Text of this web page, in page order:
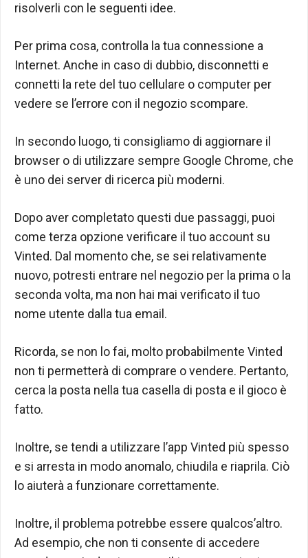
risolverli con le seguenti idee.
Per prima cosa, controlla la tua connessione a
Internet. Anche in caso di dubbio, disconnetti e
connetti la rete del tuo cellulare o computer per
vedere se l’errore con il negozio scompare.
In secondo luogo, ti consigliamo di aggiornare il
browser o di utilizzare sempre Google Chrome, che
è uno dei server di ricerca più moderni.
Dopo aver completato questi due passaggi, puoi
come terza opzione verificare il tuo account su
Vinted. Dal momento che, se sei relativamente
nuovo, potresti entrare nel negozio per la prima o la
seconda volta, ma non hai mai verificato il tuo
nome utente dalla tua email.
Ricorda, se non lo fai, molto probabilmente Vinted
non ti permetterà di comprare o vendere. Pertanto,
cerca la posta nella tua casella di posta e il gioco è
fatto.
Inoltre, se tendi a utilizzare l’app Vinted più spesso
e si arresta in modo anomalo, chiudila e riaprila. Ciò
lo aiuterà a funzionare correttamente.
Inoltre, il problema potrebbe essere qualcos’altro.
Ad esempio, che non ti consente di accedere